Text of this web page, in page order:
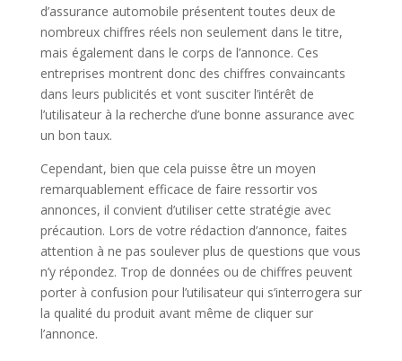
d’assurance automobile présentent toutes deux de
nombreux chiffres réels non seulement dans le titre,
mais également dans le corps de l’annonce. Ces
entreprises montrent donc des chiffres convaincants
dans leurs publicités et vont susciter l’intérêt de
l’utilisateur à la recherche d’une bonne assurance avec
un bon taux.
Cependant, bien que cela puisse être un moyen
remarquablement efficace de faire ressortir vos
annonces, il convient d’utiliser cette stratégie avec
précaution. Lors de votre rédaction d’annonce, faites
attention à ne pas soulever plus de questions que vous
n’y répondez. Trop de données ou de chiffres peuvent
porter à confusion pour l’utilisateur qui s’interrogera sur
la qualité du produit avant même de cliquer sur
l’annonce.